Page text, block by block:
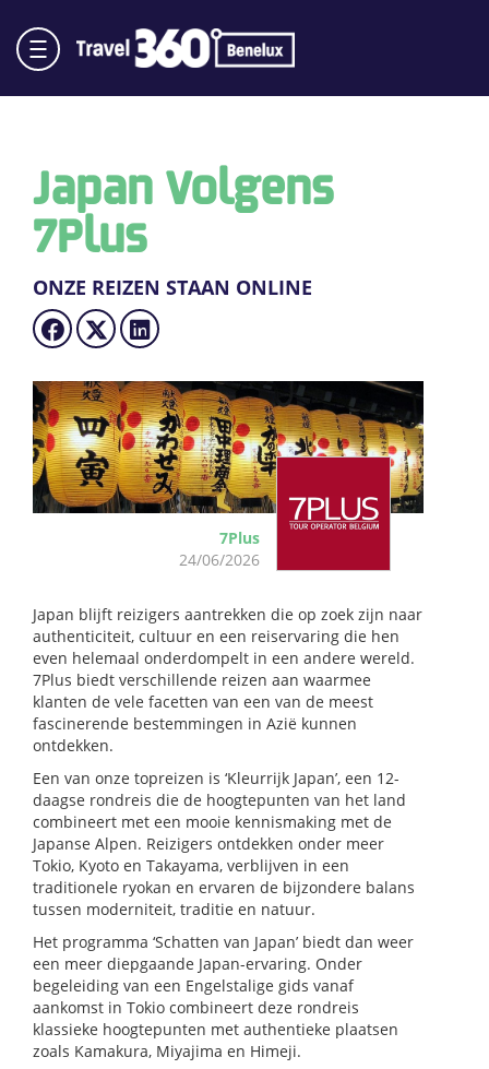
Japan Volgens
7Plus
ONZE REIZEN STAAN ONLINE
7Plus
24/06/2026
Japan blijft reizigers aantrekken die op zoek zijn naar
authenticiteit, cultuur en een reiservaring die hen
even helemaal onderdompelt in een andere wereld.
7Plus biedt verschillende reizen aan waarmee
klanten de vele facetten van een van de meest
fascinerende bestemmingen in Azië kunnen
ontdekken.
Een van onze topreizen is ‘Kleurrijk Japan’, een 12-
daagse rondreis die de hoogtepunten van het land
combineert met een mooie kennismaking met de
Japanse Alpen. Reizigers ontdekken onder meer
Tokio, Kyoto en Takayama, verblijven in een
traditionele ryokan en ervaren de bijzondere balans
tussen moderniteit, traditie en natuur.
Het programma ‘Schatten van Japan’ biedt dan weer
een meer diepgaande Japan-ervaring. Onder
begeleiding van een Engelstalige gids vanaf
aankomst in Tokio combineert deze rondreis
klassieke hoogtepunten met authentieke plaatsen
zoals Kamakura, Miyajima en Himeji.